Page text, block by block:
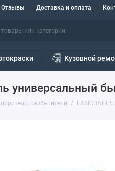
Отзывы Доставка и оплата
Кузовной
универсальный
разбавители EASICOAT